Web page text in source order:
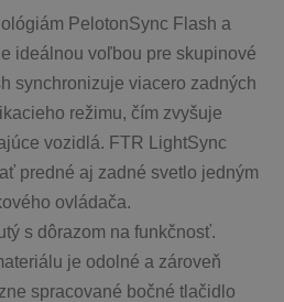
PelotonSync Flash a
ideálnou voľbou pre skupinové
synchronizuje viacero zadných
režimu, čím zvyšuje
vozidlá. FTR LightSync
predné aj zadné svetlo jedným
ovládača.
s dôrazom na funkčnosť.
je odolné a zároveň
spracované bočné tlačidlo